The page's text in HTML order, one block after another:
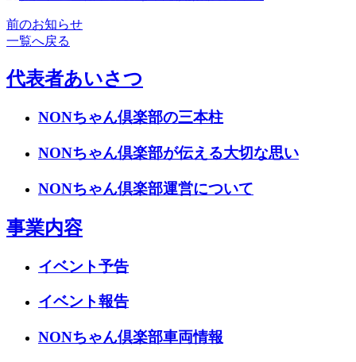
前のお知らせ
一覧へ戻る
代表者あいさつ
NONちゃん倶楽部の三本柱
NONちゃん倶楽部が伝える大切な思い
NONちゃん倶楽部運営について
事業内容
イベント予告
イベント報告
NONちゃん倶楽部車両情報